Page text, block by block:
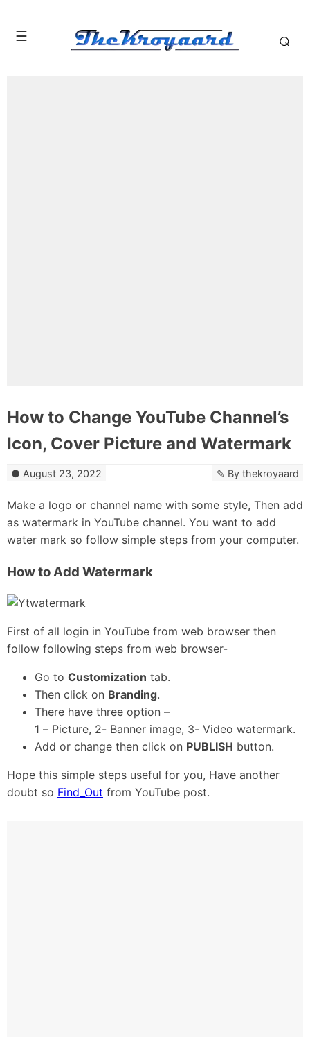
How to Change YouTube Channel’s
Icon, Cover Picture and Watermark
August 23, 2022 By thekroyaard
Make a logo or channel name with some style, Then add
as watermark in YouTube channel. You want to add
water mark so follow simple steps from your computer.
How to Add Watermark
First of all login in YouTube from web browser then
follow following steps from web browser-
Go to Customization tab.
Then click on Branding.
There have three option –
1 – Picture, 2- Banner image, 3- Video watermark.
Add or change then click on PUBLISH button.
Hope this simple steps useful for you, Have another
doubt so Find_Out from YouTube post.